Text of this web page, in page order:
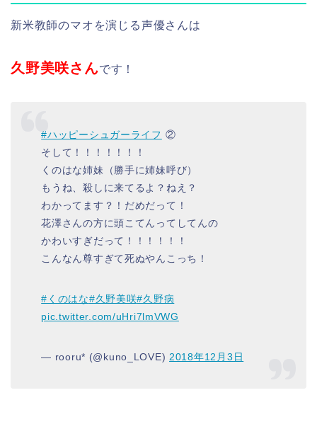
新米教師のマオを演じる声優さんは
久野美咲さんです！
#ハッピーシュガーライフ ②
そして！！！！！！！
くのはな姉妹（勝手に姉妹呼び）
もうね、殺しに来てるよ？ねえ？
わかってます？！だめだって！
花澤さんの方に頭こてんってしてんの
かわいすぎだって！！！！！！
こんなん尊すぎて死ぬやんこっち！
#くのはな#久野美咲#久野病
pic.twitter.com/uHri7lmVWG
— rooru* (@kuno_LOVE)2018年12月3日